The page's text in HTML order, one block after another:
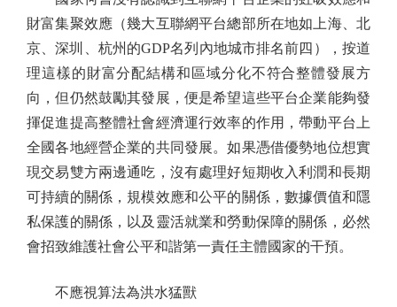
財富集聚效應（幾大互聯網平台總部所在地如上海、北
京、深圳、杭州的GDP名列內地城市排名前四），按道
理這樣的財富分配結構和區域分化不符合整體發展方
向，但仍然鼓勵其發展，便是希望這些平台企業能夠發
揮促進提高整體社會經濟運行效率的作用，帶動平台上
全國各地經營企業的共同發展。如果憑借優勢地位想實
現交易雙方兩邊通吃，沒有處理好短期收入利潤和長期
可持續的關係，規模效應和公平的關係，數據價值和隱
私保護的關係，以及靈活就業和勞動保障的關係，必然
會招致維護社會公平和諧第一責任主體國家的干預。
不應視算法為洪水猛獸